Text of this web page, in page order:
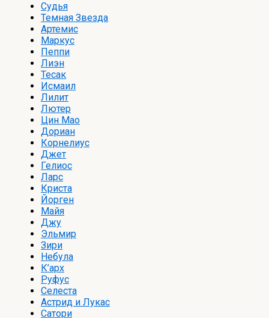
Судья
Темная Звезда
Артемис
Маркус
Пеппи
Лиэн
Тесак
Исмаил
Лилит
Лютер
Цин Мао
Дориан
Корнелиус
Джет
Гелиос
Ларс
Криста
Йорген
Майя
Джу
Эльмир
Зири
Небула
К’арх
Руфус
Селеста
Астрид и Лукас
Сатори